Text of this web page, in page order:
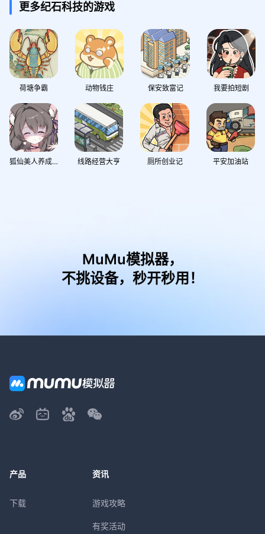
更多纪石科技的游戏
荷塘争霸 动物钱庄 保安致富记 我要拍短剧
狐仙美人养成日记 线路经营大亨 厕所创业记 平安加油站
MuMu模拟器，
不挑设备，秒开秒用！
产品
下载
资讯
游戏攻略
有奖活动